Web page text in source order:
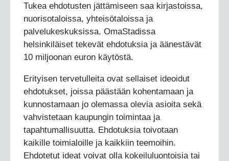
Tukea ehdotusten jättämiseen saa kirjastoissa,
nuorisotaloissa, yhteisötaloissa ja
palvelukeskuksissa. OmaStadissa
helsinkiläiset tekevät ehdotuksia ja äänestävät
10 miljoonan euron käytöstä.
Erityisen tervetulleita ovat sellaiset ideoidut
ehdotukset, joissa päästään kohentamaan ja
kunnostamaan jo olemassa olevia asioita sekä
vahvistetaan kaupungin toimintaa ja
tapahtumallisuutta. Ehdotuksia toivotaan
kaikille toimialoille ja kaikkiin teemoihin.
Ehdotetut ideat voivat olla kokeiluluontoisia tai